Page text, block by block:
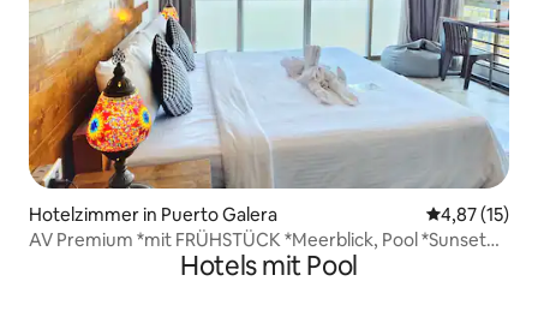
Hotelzimmer in Puerto Galera
4,87 (15)
AV Premium *mit FRÜHSTÜCK *Meerblick, Pool *Sunset
Sky (3 Schlafzimmer)Hotels mit Pool